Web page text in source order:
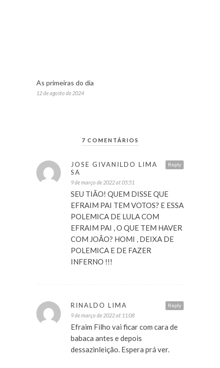
As primeiras do dia
12 de agosto de 2024
7 COMENTÁRIOS
Reply
JOSE GIVANILDO LIMA
SA
9 de março de 2022 at 05:51
SEU TIÃO! QUEM DISSE QUE
EFRAIM PAI TEM VOTOS? E ESSA
POLEMICA DE LULA COM
EFRAIM PAI , O QUE TEM HAVER
COM JOÃO? HOMI , DEIXA DE
POLEMICA E DE FAZER
INFERNO !!!
Reply
RINALDO LIMA
9 de março de 2022 at 11:08
Efraim Filho vai ficar com cara de
babaca antes e depois
dessazinleição. Espera prá ver.